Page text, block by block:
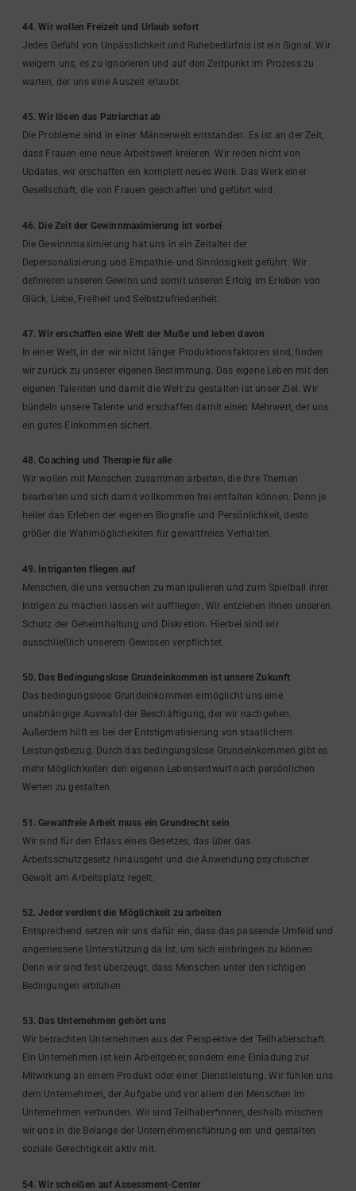
44. Wir wollen Freizeit und Urlaub sofort
Jedes Gefühl von Unpässlichkeit und Ruhebedürfnis ist ein Signal. Wir
weigern uns, es zu ignorieren und auf den Zeitpunkt im Prozess zu
warten, der uns eine Auszeit erlaubt.
45. Wir lösen das Patriarchat ab
Die Probleme sind in einer Männerwelt entstanden. Es ist an der Zeit,
dass Frauen eine neue Arbeitswelt kreieren. Wir reden nicht von
Updates, wir erschaffen ein komplett neues Werk. Das Werk einer
Gesellschaft, die von Frauen geschaffen und geführt wird.
46. Die Zeit der Gewinnmaximierung ist vorbei
Die Gewinnmaximierung hat uns in ein Zeitalter der
Depersonalisierung und Empathie- und Sinnlosigkeit geführt. Wir
definieren unseren Gewinn und somit unseren Erfolg im Erleben von
Glück, Liebe, Freiheit und Selbstzufriedenheit.
47. Wir erschaffen eine Welt der Muße und leben davon
In einer Welt, in der wir nicht länger Produktionsfaktoren sind, finden
wir zurück zu unserer eigenen Bestimmung. Das eigene Leben mit den
eigenen Talenten und damit die Welt zu gestalten ist unser Ziel. Wir
bündeln unsere Talente und erschaffen damit einen Mehrwert, der uns
ein gutes Einkommen sichert.
48. Coaching und Therapie für alle
Wir wollen mit Menschen zusammen arbeiten, die ihre Themen
bearbeiten und sich damit vollkommen frei entfalten können. Denn je
heiler das Erleben der eigenen Biografie und Persönlichkeit, desto
größer die Wahlmöglichekiten für gewaltfreies Verhalten.
49. Intriganten fliegen auf
Menschen, die uns versuchen zu manipulieren und zum Spielball ihrer
Intrigen zu machen lassen wir auffliegen. Wir entziehen ihnen unseren
Schutz der Geheimhaltung und Diskretion. Hierbei sind wir
ausschließlich unserem Gewissen verpflichtet.
50. Das Bedingungslose Grundeinkommen ist unsere Zukunft
Das bedingungslose Grundeinkommen ermöglicht uns eine
unabhängige Auswahl der Beschäftigung, der wir nachgehen.
Außerdem hilft es bei der Entstigmatisierung von staatlichem
Leistungsbezug. Durch das bedingungslose Grundeinkommen gibt es
mehr Möglichkeiten den eigenen Lebensentwurf nach persönlichen
Werten zu gestalten.
51. Gewaltfreie Arbeit muss ein Grundrecht sein
Wir sind für den Erlass eines Gesetzes, das über das
Arbeitsschutzgesetz hinausgeht und die Anwendung psychischer
Gewalt am Arbeitsplatz regelt.
52. Jeder verdient die Möglichkeit zu arbeiten
Entsprechend setzen wir uns dafür ein, dass das passende Umfeld und
angemessene Unterstützung da ist, um sich einbringen zu können.
Denn wir sind fest überzeugt, dass Menschen unter den richtigen
Bedingungen erblühen.
53. Das Unternehmen gehört uns
Wir betrachten Unternehmen aus der Perspektive der Teilhaberschaft.
Ein Unternehmen ist kein Arbeitgeber, sondern eine Einladung zur
Mitwirkung an einem Produkt oder einer Dienstleistung. Wir fühlen uns
dem Unternehmen, der Aufgabe und vor allem den Menschen im
Unternehmen verbunden. Wir sind Teilhaber*innen, deshalb mischen
wir uns in die Belange der Unternehmensführung ein und gestalten
soziale Gerechtigkeit aktiv mit.
54. Wir scheißen auf Assessment-Center